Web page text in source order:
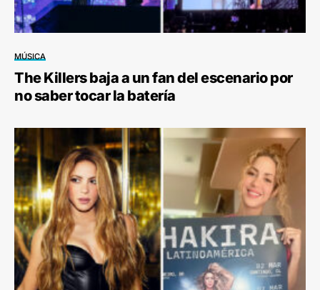
MÚSICA
The Killers baja a un fan del escenario por
no saber tocar la batería